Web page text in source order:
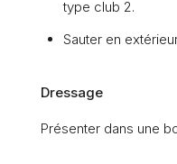
type club 2.
Sauter en
Dressage
Présenter dans une